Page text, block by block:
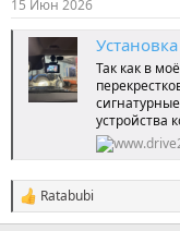
15 Июн 2026
Установка
Так как в
устройства
С
и
Ratabubi